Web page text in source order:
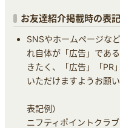
お友達紹介掲載時の表
SNSやホームページな
れ自体が「広告」であ
きたく、「広告」「PR
いただけますようお願い
表記例）
ニフティポイントクラ